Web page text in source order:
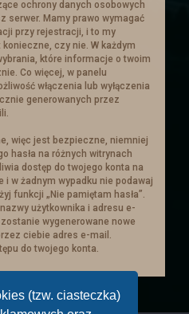
(tzw. ciasteczka)
mniejszego ekranu
to niewygodne.
mapa miasta i
mieszkańców, w
domy
postaci. Będzie
w nią,
sie w ów
miasta oraz opcji z
dostępna w
temacie.
Zimowe
wszystkich do
i wybrania sobie
rzut kością)
ochrony danych osobowych
serwer. Mamy prawo wymagać
przy rejestracji, i to my
czy nie. W każdym
które informacje o twoim
Co więcej, w panelu
włączenia lub wyłączenia
generowanych przez
więc jest bezpieczne, niemniej
hasła na różnych witrynach
dostęp do twojego konta na
i w żadnym wypadku nie podawaj
funkcji „Nie pamiętam hasła”.
użytkownika i adresu e-
wygenerowane nowe
ciebie adres e-mail.
do twojego konta.